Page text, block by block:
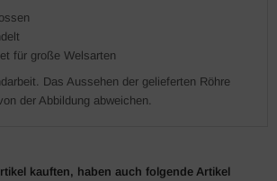
für große Welsarten
Das Aussehen der gelieferten Röhre
der Abbildung abweichen.
kauften, haben auch folgende Artikel